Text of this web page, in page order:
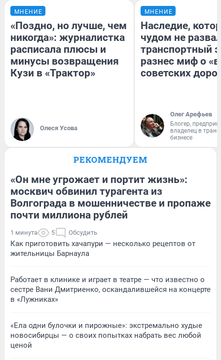
МНЕНИЕ
«Поздно, но лучше, чем
никогда»: журналистка
расписала плюсы и
минусы возвращения
Кузи в «Трактор»
Олеся Усова
МНЕНИЕ
Наследие,
чудом не
транспортный
разнес миф о
советских
Олег Арефьев
Блогер,
владелец в
бизнесе
РЕКОМЕНДУЕМ
«Он мне угрожает и портит жизнь»:
москвич обвинил турагента из
Волгограда в мошенничестве и пропаже
почти миллиона рублей
1 минута 5 Обсудить
Как приготовить хачапури — несколько рецептов от
жительницы Барнаула
Работает в клинике и играет в театре — что известно о
сестре Вани Дмитриенко, оскандалившейся на концерте
в «Лужниках»
«Ела одни булочки и пирожные»: экстремально худые
новосибирцы — о своих попытках набрать вес любой
ценой